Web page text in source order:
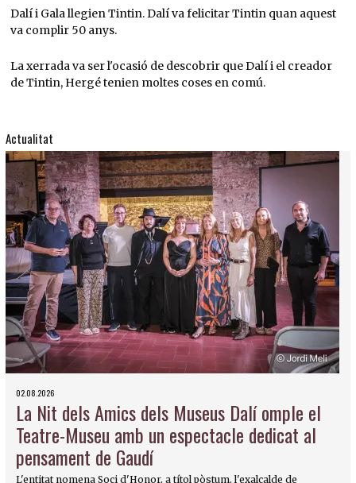
Dalí i Gala llegien Tintin. Dalí va felicitar Tintin quan aquest
va complir 50 anys.
La xerrada va ser l'ocasió de descobrir que Dalí i el creador
de Tintin, Hergé tenien moltes coses en comú.
Actualitat
02.08.2026
La Nit dels Amics dels Museus Dalí omple el
Teatre-Museu amb un espectacle dedicat al
pensament de Gaudí
L'entitat nomena Soci d'Honor, a títol pòstum, l'exalcalde de